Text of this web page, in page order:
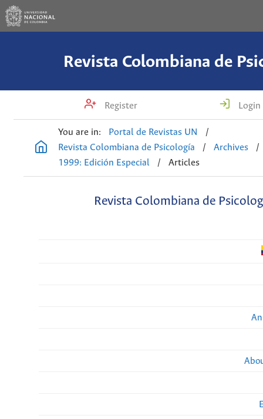
Revista Colombiana de
Register Login
You are in: Portal de Revistas UN
/
Revista Colombiana de Psicología
/ Archives
/
1999: Edición Especial
/ Articles
Revista Colombiana de